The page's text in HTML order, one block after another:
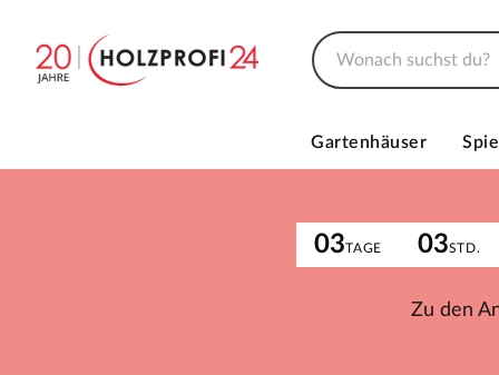
Gartenhäuser
03TAGE 03STD.
Zu den